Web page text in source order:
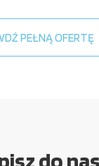
PEŁNĄ OFERTĘ